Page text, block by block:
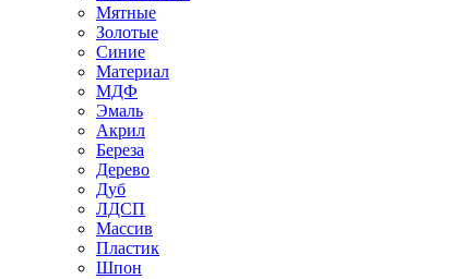
Мятные
Золотые
Синие
Материал
МДФ
Эмаль
Акрил
Береза
Дерево
Дуб
ЛДСП
Массив
Пластик
Шпон